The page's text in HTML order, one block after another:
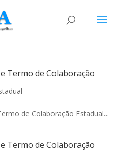
Termo de Colaboração
de Colaboração Estadual...
Termo de Colaboração